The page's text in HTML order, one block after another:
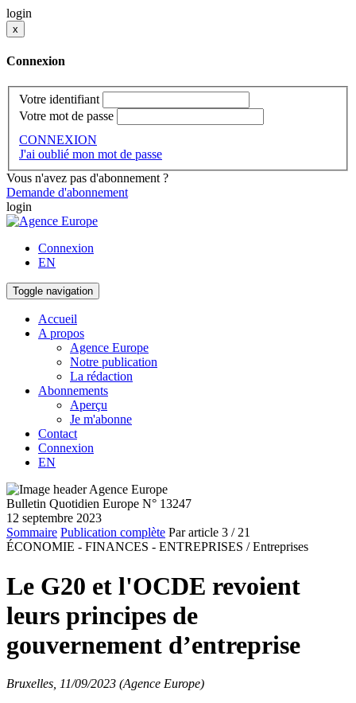
login
x
Connexion
Votre identifiant
Votre mot de passe
CONNEXION
J'ai oublié mon mot de passe
Vous n'avez pas d'abonnement ?
Demande d'abonnement
login
Connexion
EN
Toggle navigation
Accueil
A propos
Agence Europe
Notre publication
La rédaction
Abonnements
Aperçu
Je m'abonne
Contact
Connexion
EN
Bulletin Quotidien Europe N° 13247
12 septembre 2023
Sommaire Publication complète Par article 3 / 21
ÉCONOMIE - FINANCES - ENTREPRISES / Entreprises
Le G20 et l'OCDE revoient
leurs principes de
gouvernement d’entreprise
Bruxelles, 11/09/2023 (Agence Europe)